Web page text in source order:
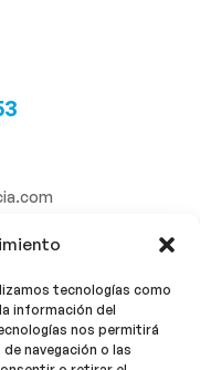
tecnologías como
información del
nos permitirá
navegación o las